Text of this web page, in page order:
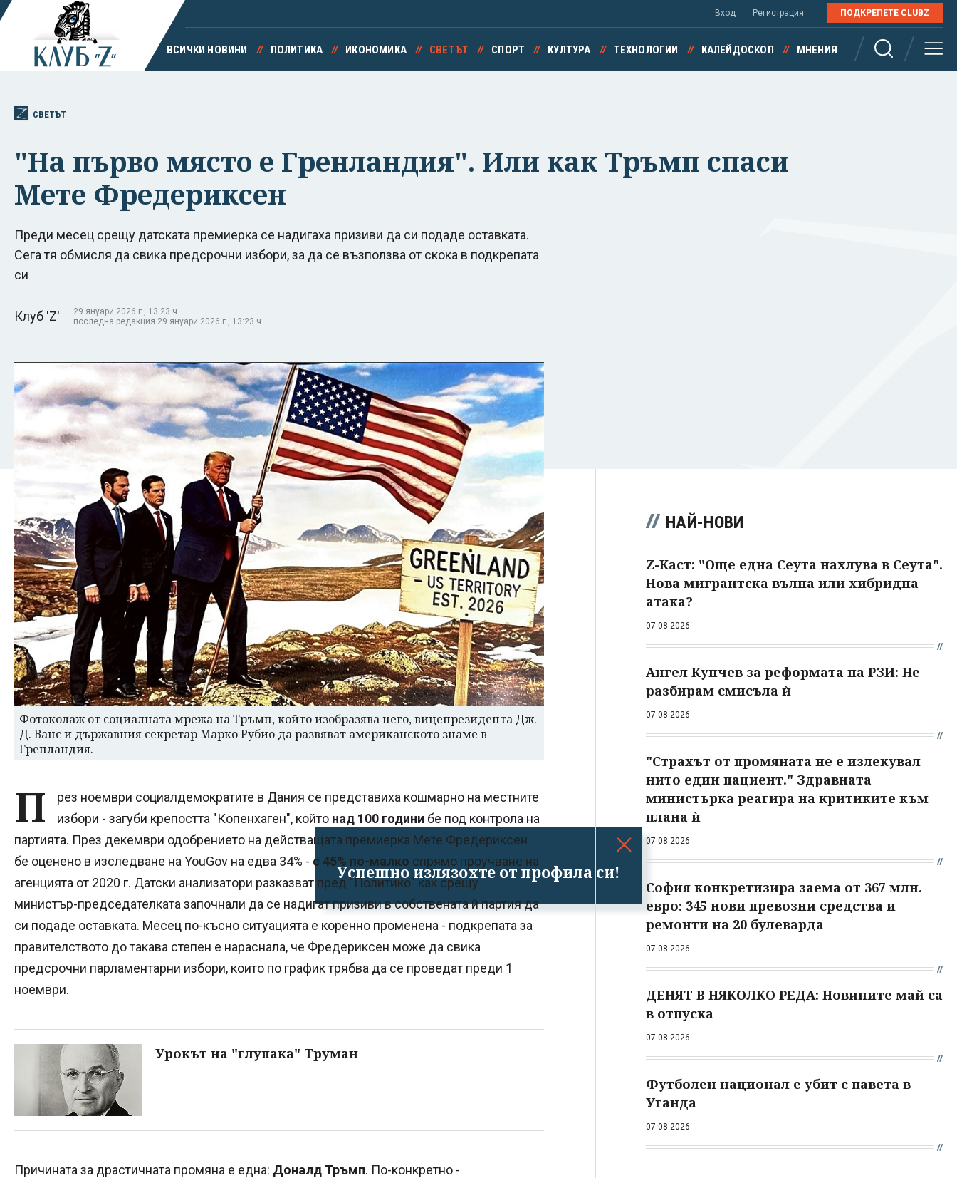
Успешно излязохте от профила си!
Вход Регистрация ПОДКРЕПЕТЕ CLUBZ
ВСИЧКИ НОВИНИ ПОЛИТИКА ИКОНОМИКА СВЕТЪТ СПОРТ КУЛТУРА ТЕХНОЛОГИИ КАЛЕЙДОСКОП МНЕНИЯ
СВЕТЪТ
"На първо място е Гренландия". Или как Тръмп спаси
Мете Фредериксен
Преди месец срещу датската премиерка се надигаха призиви да си подаде оставката.
Сега тя обмисля да свика предсрочни избори, за да се възползва от скока в подкрепата
си
Клуб 'Z'
29 януари 2026 г., 13:23 ч.
последна редакция 29 януари 2026 г., 13:23 ч.
Фотоколаж от социалната мрежа на Тръмп, който изобразява него, вицепрезидента Дж.
Д. Ванс и държавния секретар Марко Рубио да развяват американското знаме в
Гренландия.
П
рез ноември социалдемократите в Дания се представиха кошмарно на местните
избори - загуби крепостта "Копенхаген", който над 100 години бе под контрола на
партията. През декември одобрението на действащата премиерка Мете Фредериксен
бе оценено в изследване на YouGov на едва 34% - с 45% по-малко спрямо проучване на
агенцията от 2020 г. Датски анализатори разказват пред "Политико" как срещу
министър-председателката започнали да се надигат призиви в собствената й партия да
си подаде оставката. Месец по-късно ситуацията е коренно променена - подкрепата за
правителството до такава степен е нараснала, че Фредериксен може да свика
предсрочни парламентарни избори, които по график трябва да се проведат преди 1
ноември.
Урокът на "глупака" Труман
Причината за драстичната промяна е една: Доналд Тръмп. По-конкретно -
НАЙ-НОВИ
Z-Каст: "Още една Сеута нахлува в Сеута".
Нова мигрантска вълна или хибридна
атака?
07.08.2026
Ангел Кунчев за реформата на РЗИ: Не
разбирам смисъла ѝ
07.08.2026
"Страхът от промяната не е излекувал
нито един пациент." Здравната
министърка реагира на критиките към
плана ѝ
07.08.2026
София конкретизира заема от 367 млн.
евро: 345 нови превозни средства и
ремонти на 20 булеварда
07.08.2026
ДЕНЯТ В НЯКОЛКО РЕДА: Новините май са
в отпуска
07.08.2026
Футболен национал е убит с павета в
Уганда
07.08.2026